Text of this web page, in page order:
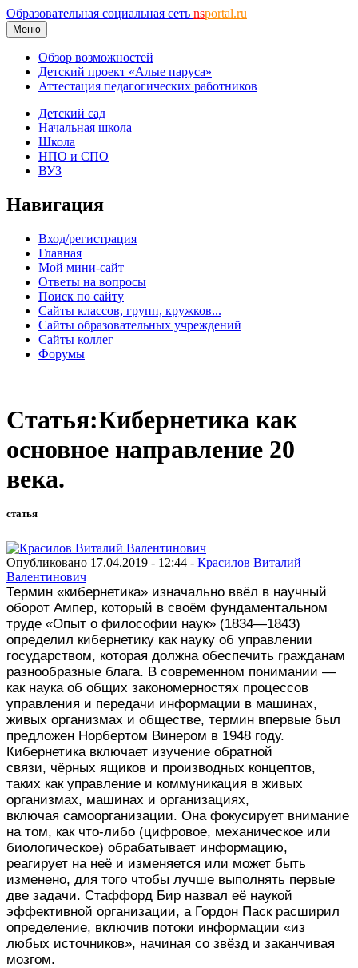
Образовательная социальная сеть nsportal.ru
Меню
Обзор возможностей
Детский проект «Алые паруса»
Аттестация педагогических работников
Детский сад
Начальная школа
Школа
НПО и СПО
ВУЗ
Навигация
Вход/регистрация
Главная
Мой мини-сайт
Ответы на вопросы
Поиск по сайту
Сайты классов, групп, кружков...
Сайты образовательных учреждений
Сайты коллег
Форумы
Статья:Кибернетика как
основное направление 20
века.
статья
Опубликовано 17.04.2019 - 12:44 - Красилов Виталий
Валентинович
Термин «кибернетика» изначально ввёл в научный
оборот Ампер, который в своём фундаментальном
труде «Опыт о философии наук» (1834—1843)
определил кибернетику как науку об управлении
государством, которая должна обеспечить гражданам
разнообразные блага. В современном понимании —
как наука об общих закономерностях процессов
управления и передачи информации в машинах,
живых организмах и обществе, термин впервые был
предложен Норбертом Винером в 1948 году.
Кибернетика включает изучение обратной
связи, чёрных ящиков и производных концептов,
таких как управление и коммуникация в живых
организмах, машинах и организациях,
включая самоорганизации. Она фокусирует внимание
на том, как что-либо (цифровое, механическое или
биологическое) обрабатывает информацию,
реагирует на неё и изменяется или может быть
изменено, для того чтобы лучше выполнять первые
две задачи. Стаффорд Бир назвал её наукой
эффективной организации, а Гордон Паск расширил
определение, включив потоки информации «из
любых источников», начиная со звёзд и заканчивая
мозгом.